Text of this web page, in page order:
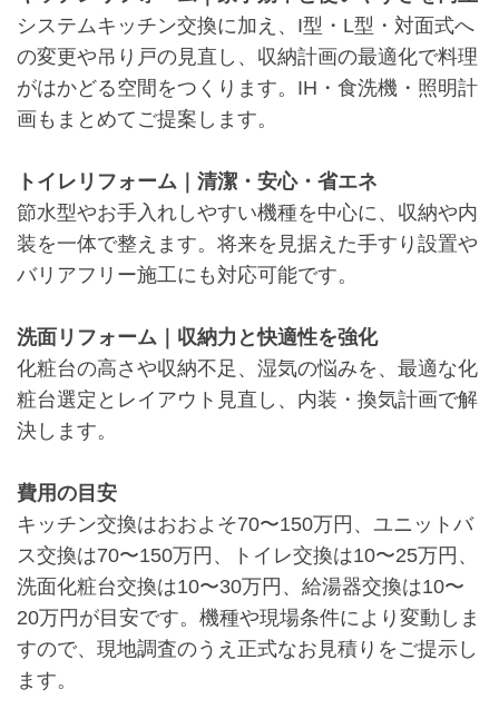
システムキッチン交換に加え、I型・L型・対面式へ
の変更や吊り戸の見直し、収納計画の最適化で料理
がはかどる空間をつくります。IH・食洗機・照明計
画もまとめてご提案します。
トイレリフォーム｜清潔・安心・省エネ
節水型やお手入れしやすい機種を中心に、収納や内
装を一体で整えます。将来を見据えた手すり設置や
バリアフリー施工にも対応可能です。
洗面リフォーム｜収納力と快適性を強化
化粧台の高さや収納不足、湿気の悩みを、最適な化
粧台選定とレイアウト見直し、内装・換気計画で解
決します。
費用の目安
キッチン交換はおおよそ70〜150万円、ユニットバ
ス交換は70〜150万円、トイレ交換は10〜25万円、
洗面化粧台交換は10〜30万円、給湯器交換は10〜
20万円が目安です。機種や現場条件により変動しま
すので、現地調査のうえ正式なお見積りをご提示し
ます。